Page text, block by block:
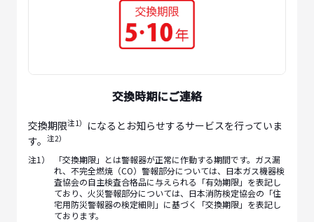
交換時期にご連絡
交換期限注1）
になるとお知らせするサービスを行っていま
す。 注2）
注1）
「交換期限」とは警報器が正常に作動する期間です。ガス漏
れ、不完全燃焼（CO）警報部分については、日本ガス機器検
査協会の自主検査合格品に与えられる「有効期限」を表記し
ており、火災警報部分については、日本消防検定協会の「住
宅用防災警報器の検定細則」に基づく「交換期限」を表記し
ております。